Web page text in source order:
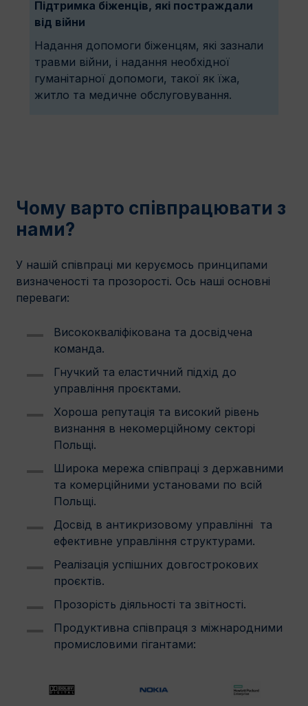
Підтримка біженців, які постраждали
від війни
Надання допомоги біженцям, які зазнали
травми війни, і надання необхідної
гуманітарної допомоги, такої як їжа,
житло та медичне обслуговування.
Чому варто співпрацювати з
нами?
У нашій співпраці ми керуємось принципами
визначеності та прозорості. Ось наші основні
переваги:
Висококваліфікована та досвідчена
команда.
Гнучкий та еластичний підхід до
управління проєктами.
Хороша репутація та високий рівень
визнання в некомерційному секторі
Польщі.
Широка мережа співпраці з державними
та комерційними установами по всій
Польщі.
Досвід в антикризовому управлінні та
ефективне управління структурами.
Реалізація успішних довгострокових
проєктів.
Прозорість діяльності та звітності.
Продуктивна співпраця з міжнародними
промисловими гігантами: